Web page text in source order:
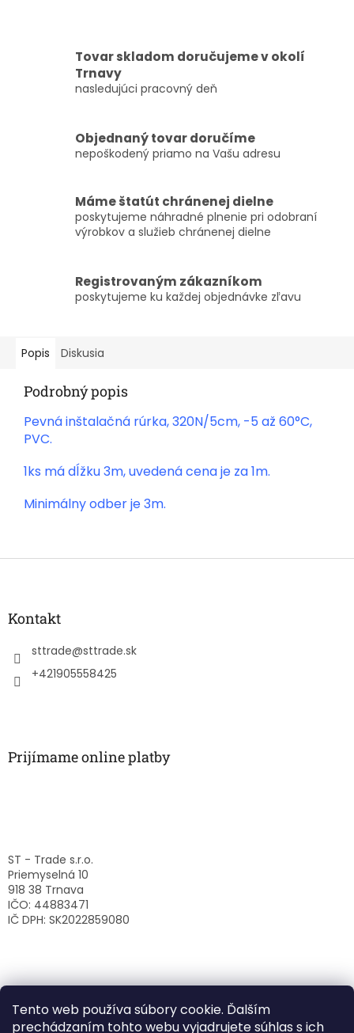
Tento web používa súbory cookie. Ďalším
prechádzaním tohto webu vyjadrujete súhlas s ich
Tovar skladom doručujeme v okolí
Trnavy
nasledujúci pracovný deň
Objednaný tovar doručíme
nepoškodený priamo na Vašu adresu
Máme štatút chránenej dielne
poskytujeme náhradné plnenie pri odobraní
výrobkov a služieb chránenej dielne
Registrovaným zákazníkom
poskytujeme ku každej objednávke zľavu
Popis Diskusia
Podrobný popis
Pevná inštalačná rúrka, 320N/5cm, -5 až 60°C,
PVC.
1ks má dĺžku 3m, uvedená cena je za 1m.
Minimálny odber je 3m.
Z
Kontakt
sttrade@sttrade.sk
+421905558425
Prijímame online platby
ST - Trade s.r.o.
Priemyselná 10
918 38 Trnava
IČO: 44883471
IČ DPH: SK2022859080